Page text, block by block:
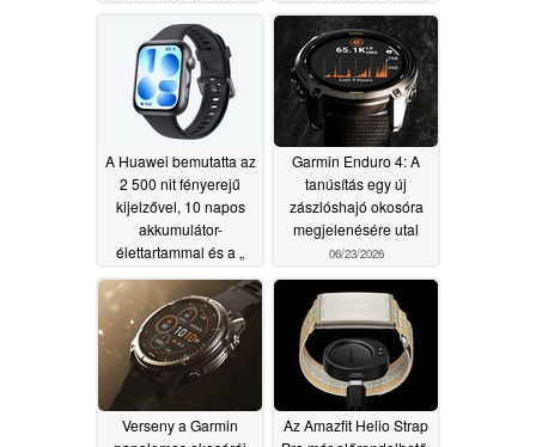
06/24/2026
fordítási funkcióval
06/24/2026
A Huawei bemutatta az
2 500 nit fényerejű
kijelzővel, 10 napos
akkumulátor-
élettartammal és a „
merítő kialakítással
rendelkező okosóráját
06/24/2026
Garmin Enduro 4: A
tanúsítás egy új
zászlóshajó okosóra
megjelenésére utal
06/23/2026
Verseny a Garmin
Az Amazfit Helio Strap